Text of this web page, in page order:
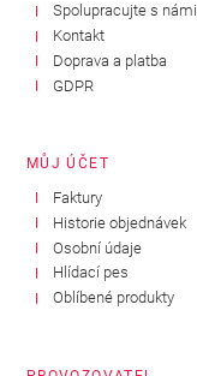
Spolupracujte s námi
Kontakt
Doprava a platba
GDPR
MŮJ ÚČET
Faktury
Historie objednávek
Osobní údaje
Hlídací pes
Oblíbené produkty